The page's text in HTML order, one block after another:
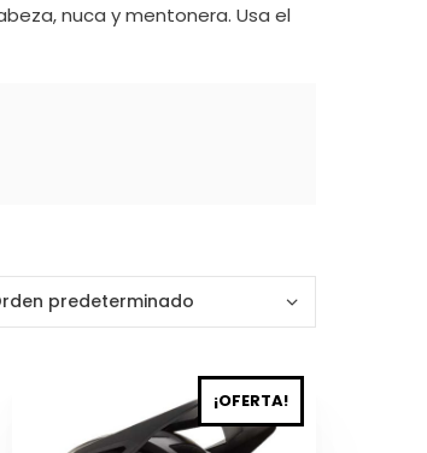
nuca y mentonera. Usa el
¡OFERTA!